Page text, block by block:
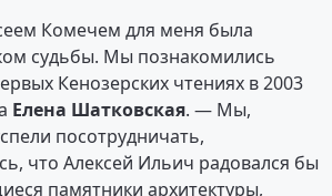
Комечем для меня была
судьбы. Мы познакомились
Кенозерских чтениях в 2003
Елена Шатковская. — Мы,
посотрудничать,
что Алексей Ильич радовался бы
памятники архитектуры,